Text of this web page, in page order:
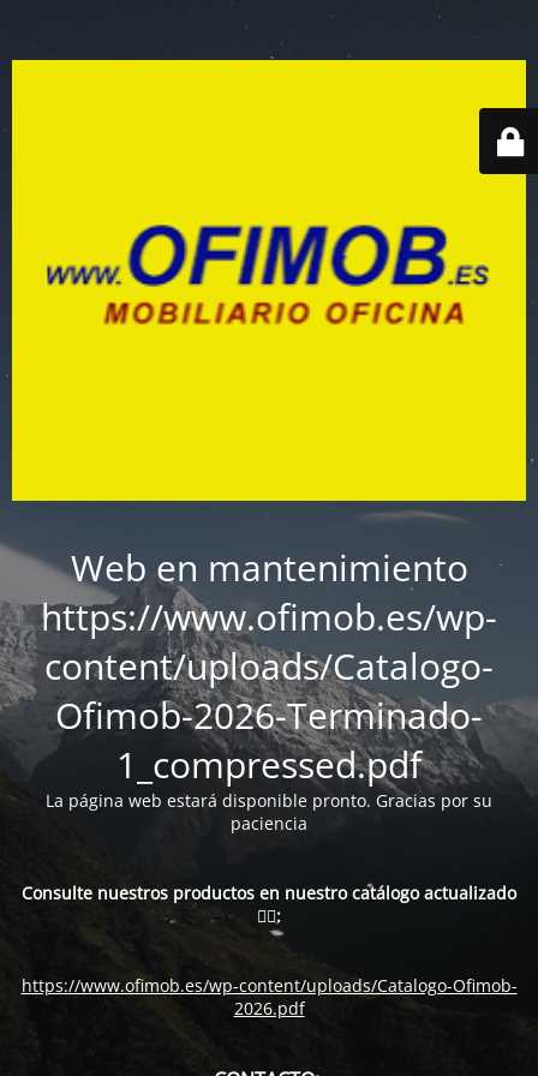
Web en mantenimiento
https://www.ofimob.es/wp-
content/uploads/Catalogo-
Ofimob-2026-Terminado-
1_compressed.pdf
La página web estará disponible pronto. Gracias por su
paciencia
Consulte nuestros productos en nuestro catálogo actualizado
👇🏻:
https://www.ofimob.es/wp-content/uploads/Catalogo-Ofimob-
2026.pdf